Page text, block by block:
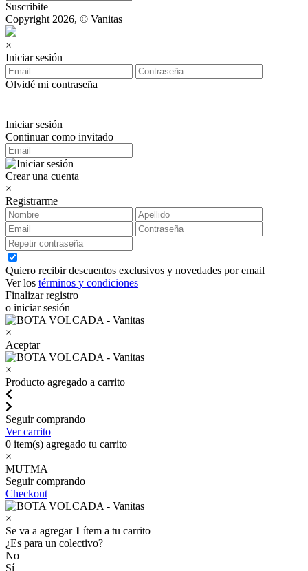
Suscribite
Copyright 2026, © Vanitas
×
Iniciar sesión
Olvidé mi contraseña
Iniciar sesión
Continuar como invitado
Crear una cuenta
×
Registrarme
Quiero recibir descuentos exclusivos y novedades por email
Ver los términos y condiciones
Finalizar registro
o iniciar sesión
×
Aceptar
×
Producto agregado a carrito
Seguir comprando
Ver carrito
0 item(s) agregado tu carrito
×
MUTMA
Seguir comprando
Checkout
×
Se va a agregar 1 ítem a tu carrito
¿Es para un colectivo?
No
Sí